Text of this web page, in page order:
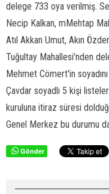
delege 733 oya verilmiş.
Necip Kalkan, mMehtap
Atıl Akkan Umut, Akın
Tuğultay Mahallesi'nden
Mehmet Cömert'in
Çavdar soyadlı 5 kişi
kuruluna itiraz süresi
Genel Merkez bu durumu
Gönder